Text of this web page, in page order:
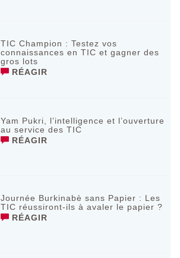
TIC Champion : Testez vos
connaissances en TIC et gagner des
gros lots
RÉAGIR
Yam Pukri, l’intelligence et l’ouverture
au service des TIC
RÉAGIR
Journée Burkinabè sans Papier : Les
TIC réussiront-ils à avaler le papier ?
RÉAGIR